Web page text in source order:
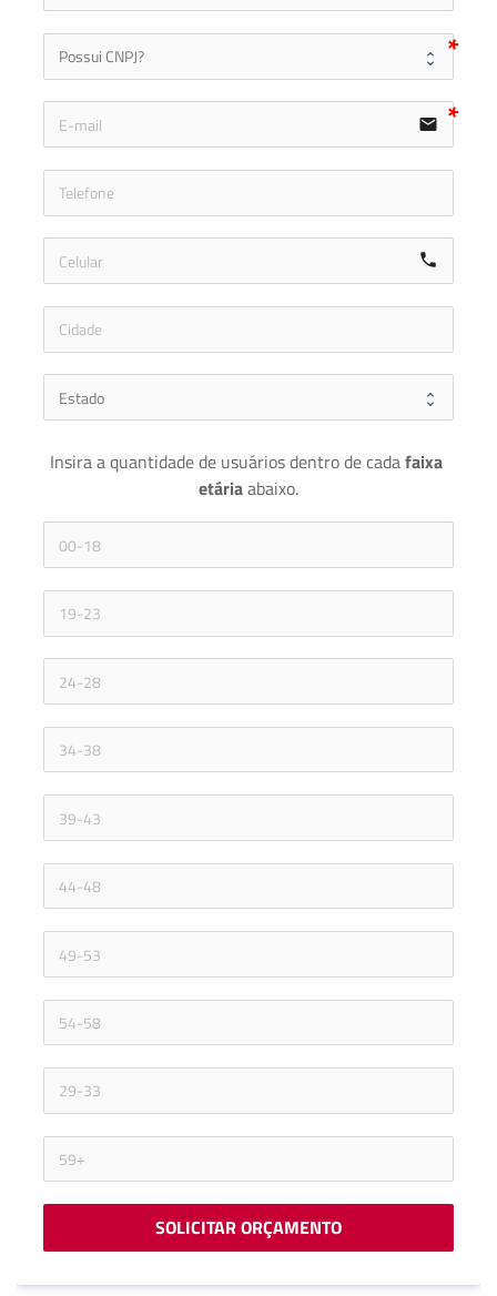
email
call
Insira a quantidade de usuários dentro de cada faixa
etária abaixo.
SOLICITAR ORÇAMENTO